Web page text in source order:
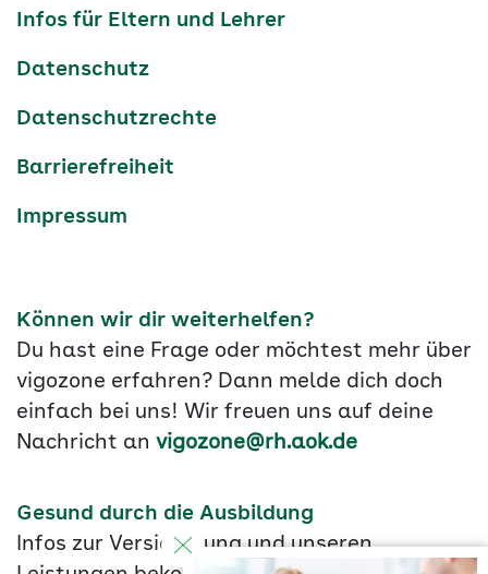
Infos für Eltern und Lehrer
Datenschutz
Datenschutzrechte
Barrierefreiheit
Impressum
Können wir dir weiterhelfen?
Du hast eine Frage oder möchtest mehr über
vigozone erfahren? Dann melde dich doch
einfach bei uns! Wir freuen uns auf deine
Nachricht an vigozone@rh.aok.de
Gesund durch die Ausbildung
Infos zur Versicherung und unseren